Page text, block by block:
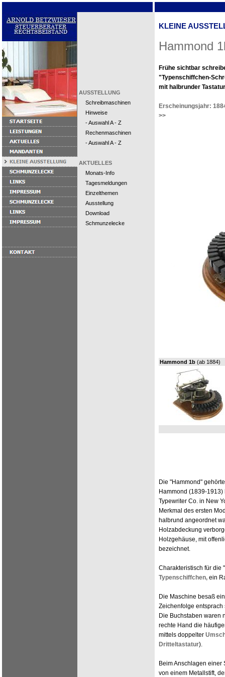
AUSSTELLUNG
Schreibmaschinen
Hinweise
- Auswahl A - Z
Rechenmaschinen
- Auswahl A - Z
AKTUELLES
Monats-Info
Tagesmeldungen
Einzelthemen
Ausstellung
Download
Schmunzelecke
KLEINE
Hammond
Frühe sichtbar
"Typenschiffchen-
mit halbrunder
Erscheinungsjahr:
>>
Hammond 1b (ab 1884)
Die "Hammond"
Hammond (1839-
Typewriter Co. in New
Merkmal des ersten
halbrund angeordnet
Holzabdeckung
Holzgehäuse, mit
bezeichnet.
Charakteristisch für die
Typenschiffchen, ein
Die Maschine besaß
Zeichenfolge
Die Buchstaben waren
rechte Hand die
mittels doppelter
Dritteltastatur).
Beim Anschlagen
von einem Metallstift,